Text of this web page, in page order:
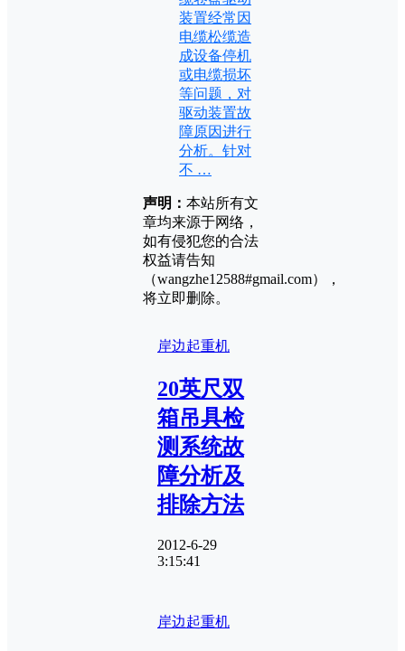
装置经常因
电缆松缆造
成设备停机
或电缆损坏
等问题，对
驱动装置故
障原因进行
分析。针对
不 …
声明： 本站所有文
章均来源于网络，
如有侵犯您的合法
权益请告知
（wangzhe12588#gmail.com），
将立即删除。
岸边起重机
20英尺双
箱吊具检
测系统故
障分析及
排除方法
2012-6-29
3:15:41
岸边起重机